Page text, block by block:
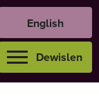
English
Open
Dewislen